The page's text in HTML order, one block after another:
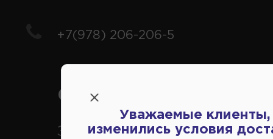
+7(978) 206-206-5
Справочный центр:
Заказ шин, дисков,
Уважаемые клиенты,
изменились условия